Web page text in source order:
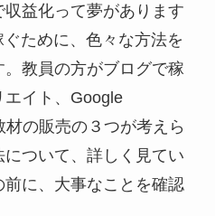
益化って夢があります
ために、色々な方法を
教員の方がブログで稼
エイト、Google
の販売の３つが考えら
ついて、詳しく見てい
に、大事なことを確認